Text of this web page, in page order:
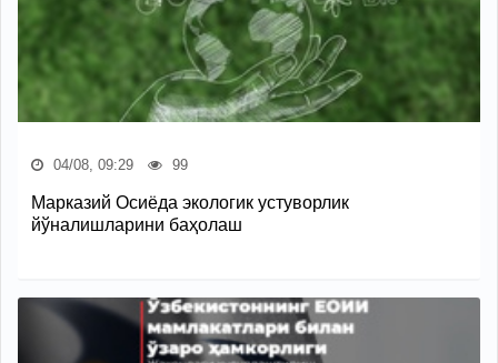
04/08, 09:29 99
Марказий Осиёда экологик устуворлик
йўналишларини баҳолаш